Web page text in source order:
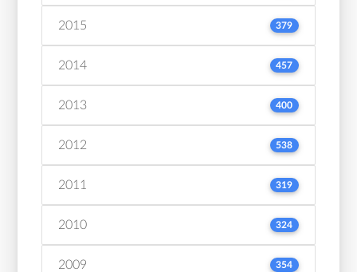
2015 379
2014 457
2013 400
2012 538
2011 319
2010 324
2009 354